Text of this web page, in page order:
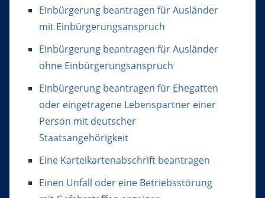
Einbürgerung beantragen für Ausländer
mit Einbürgerungsanspruch
Einbürgerung beantragen für Ausländer
ohne Einbürgerungsanspruch
Einbürgerung beantragen für Ehegatten
oder eingetragene Lebenspartner einer
Person mit deutscher
Staatsangehörigkeit
Eine Karteikartenabschrift beantragen
Einen Unfall oder eine Betriebsstörung